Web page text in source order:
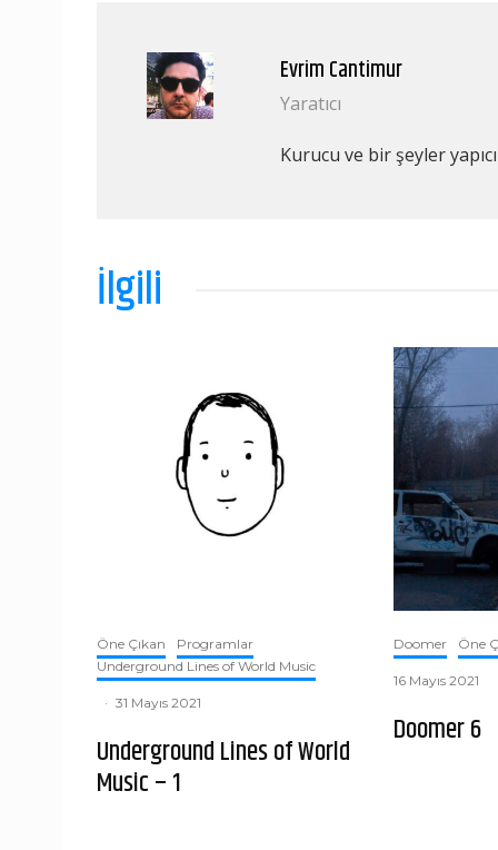
Evrim Cantimur
Yaratıcı
Kurucu ve bir şeyler yapıcı
İlgili
Öne Çıkan
Programlar
Underground Lines of World Music
· 31 Mayıs 2021
Underground Lines of World
Music – 1
Doomer Öne
16 Mayıs 2021
Doomer 6